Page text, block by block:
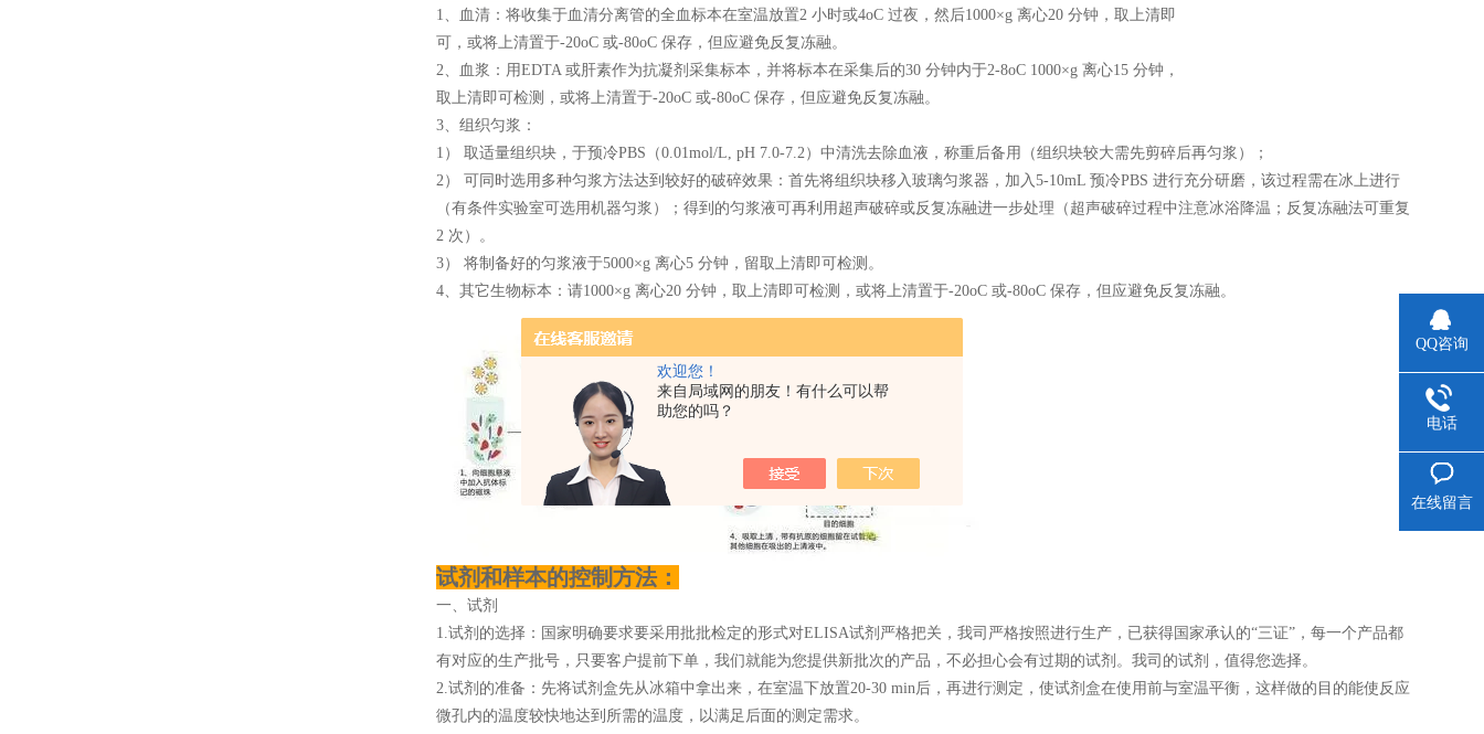
欢迎您！
来自局域网的朋友！有什么可以帮
助您的吗？
1、血清：将收集于血清分离管的全血标本在室温放置2 小时或4oC 过夜，然后1000×g 离心20 分钟，取上清即
可，或将上清置于-20oC 或-80oC 保存，但应避免反复冻融。
2、血浆：用EDTA 或肝素作为抗凝剂采集标本，并将标本在采集后的30 分钟内于2-8oC 1000×g 离心15 分钟，
取上清即可检测，或将上清置于-20oC 或-80oC 保存，但应避免反复冻融。
3、组织匀浆：
1） 取适量组织块，于预冷PBS（0.01mol/L, pH 7.0-7.2）中清洗去除血液，称重后备用（组织块较大需先剪碎后再匀浆）；
2） 可同时选用多种匀浆方法达到较好的破碎效果：首先将组织块移入玻璃匀浆器，加入5-10mL 预冷PBS 进行充分研磨，该过程需在冰上进行
（有条件实验室可选用机器匀浆）；得到的匀浆液可再利用超声破碎或反复冻融进一步处理（超声破碎过程中注意冰浴降温；反复冻融法可重复
2 次）。
3） 将制备好的匀浆液于5000×g 离心5 分钟，留取上清即可检测。
4、其它生物标本：请1000×g 离心20 分钟，取上清即可检测，或将上清置于-20oC 或-80oC 保存，但应避免反复冻融。
试剂和样本的控制方法：
一、试剂
1.试剂的选择：国家明确要求要采用批批检定的形式对ELISA试剂严格把关，我司严格按照进行生产，已获得国家承认的“三证”，每一个产品都
有对应的生产批号，只要客户提前下单，我们就能为您提供新批次的产品，不必担心会有过期的试剂。我司的试剂，值得您选择。
2.试剂的准备：先将试剂盒先从冰箱中拿出来，在室温下放置20-30 min后，再进行测定，使试剂盒在使用前与室温平衡，这样做的目的能使反应
微孔内的温度较快地达到所需的温度，以满足后面的测定需求。
QQ咨询
电话
在线留言